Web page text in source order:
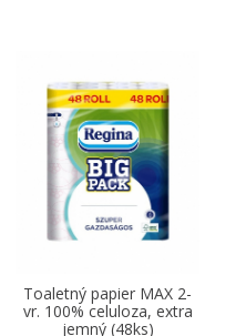
Centro rolka
100% celulóza ,
perforovaná